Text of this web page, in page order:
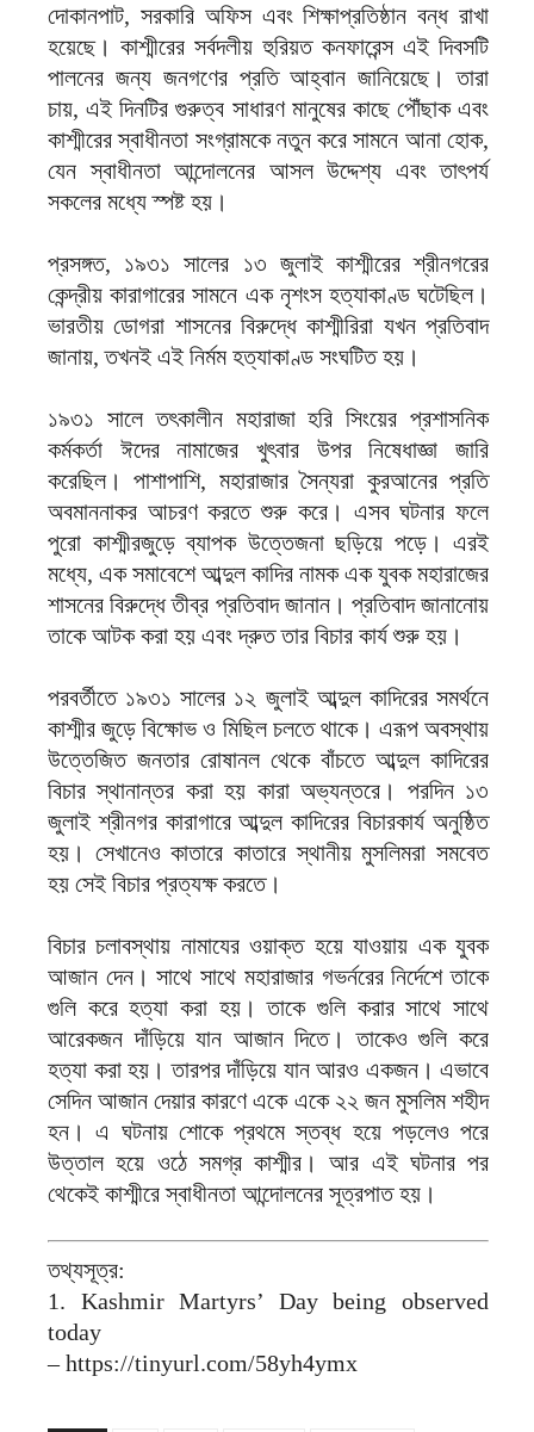
দোকানপাট, সরকারি অফিস এবং শিক্ষাপ্রতিষ্ঠান বন্ধ রাখা
হয়েছে। কাশ্মীরের সর্বদলীয় হুরিয়ত কনফারেন্স এই দিবসটি
পালনের জন্য জনগণের প্রতি আহ্বান জানিয়েছে। তারা
চায়, এই দিনটির গুরুত্ব সাধারণ মানুষের কাছে পৌঁছাক এবং
কাশ্মীরের স্বাধীনতা সংগ্রামকে নতুন করে সামনে আনা হোক,
যেন স্বাধীনতা আন্দোলনের আসল উদ্দেশ্য এবং তাৎপর্য
সকলের মধ্যে স্পষ্ট হয়।
প্রসঙ্গত, ১৯৩১ সালের ১৩ জুলাই কাশ্মীরের শ্রীনগরের
কেন্দ্রীয় কারাগারের সামনে এক নৃশংস হত্যাকাণ্ড ঘটেছিল।
ভারতীয় ডোগরা শাসনের বিরুদ্ধে কাশ্মীরিরা যখন প্রতিবাদ
জানায়, তখনই এই নির্মম হত্যাকাণ্ড সংঘটিত হয়।
১৯৩১ সালে তৎকালীন মহারাজা হরি সিংয়ের প্রশাসনিক
কর্মকর্তা ঈদের নামাজের খুৎবার উপর নিষেধাজ্ঞা জারি
করেছিল। পাশাপাশি, মহারাজার সৈন্যরা কুরআনের প্রতি
অবমাননাকর আচরণ করতে শুরু করে। এসব ঘটনার ফলে
পুরো কাশ্মীরজুড়ে ব্যাপক উত্তেজনা ছড়িয়ে পড়ে। এরই
মধ্যে, এক সমাবেশে আব্দুল কাদির নামক এক যুবক মহারাজের
শাসনের বিরুদ্ধে তীব্র প্রতিবাদ জানান। প্রতিবাদ জানানোয়
তাকে আটক করা হয় এবং দ্রুত তার বিচার কার্য শুরু হয়।
পরবর্তীতে ১৯৩১ সালের ১২ জুলাই আব্দুল কাদিরের সমর্থনে
কাশ্মীর জুড়ে বিক্ষোভ ও মিছিল চলতে থাকে। এরূপ অবস্থায়
উত্তেজিত জনতার রোষানল থেকে বাঁচতে আব্দুল কাদিরের
বিচার স্থানান্তর করা হয় কারা অভ্যন্তরে। পরদিন ১৩
জুলাই শ্রীনগর কারাগারে আব্দুল কাদিরের বিচারকার্য অনুষ্ঠিত
হয়। সেখানেও কাতারে কাতারে স্থানীয় মুসলিমরা সমবেত
হয় সেই বিচার প্রত্যক্ষ করতে।
বিচার চলাবস্থায় নামাযের ওয়াক্ত হয়ে যাওয়ায় এক যুবক
আজান দেন। সাথে সাথে মহারাজার গভর্নরের নির্দেশে তাকে
গুলি করে হত্যা করা হয়। তাকে গুলি করার সাথে সাথে
আরেকজন দাঁড়িয়ে যান আজান দিতে। তাকেও গুলি করে
হত্যা করা হয়। তারপর দাঁড়িয়ে যান আরও একজন। এভাবে
সেদিন আজান দেয়ার কারণে একে একে ২২ জন মুসলিম শহীদ
হন। এ ঘটনায় শোকে প্রথমে স্তব্ধ হয়ে পড়লেও পরে
উত্তাল হয়ে ওঠে সমগ্র কাশ্মীর। আর এই ঘটনার পর
থেকেই কাশ্মীরে স্বাধীনতা আন্দোলনের সূত্রপাত হয়।
তথ্যসূত্র:
1. Kashmir Martyrs’ Day being observed
today
– https://tinyurl.com/58yh4ymx